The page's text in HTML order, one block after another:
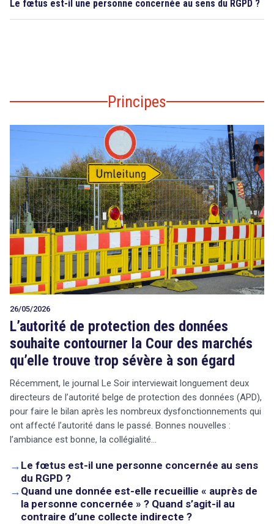
Le fœtus est-il une personne concernée au sens du RGPD ?
Principes
26/05/2026
L’autorité de protection des données
souhaite contourner la Cour des marchés
qu’elle trouve trop sévère à son égard
Récemment, le journal Le Soir interviewait longuement deux
directeurs de l’autorité belge de protection des données (APD),
pour faire le bilan après les nombreux dysfonctionnements qui
ont affecté l’autorité dans le passé. Bonnes nouvelles :
l’ambiance est bonne, la collégialité…
→ Le fœtus est-il une personne concernée au sens
du RGPD ?
→ Quand une donnée est-elle recueillie « auprès de
la personne concernée » ? Quand s’agit-il au
contraire d’une collecte indirecte ?